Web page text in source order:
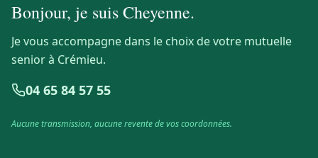
Bonjour, je suisCheyenne.
Je vous accompagne dans le choix de votre mutuelle
senior à Crémieu.
04 65 84 57 55
Aucune transmission, aucune revente de vos coordonnées.